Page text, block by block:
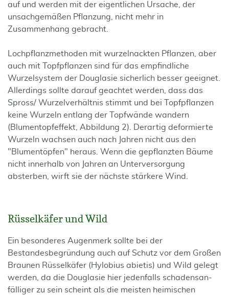
auf und werden mit der eigent­lichen Ursache, der
unsachge­mäßen Pflanzung, nicht mehr in
Zusammenhang gebracht.
Lochpflanzmethoden mit wurzelnackten Pflanzen, aber
auch mit Topfpflanzen sind für das empfindliche
Wurzelsystem der Douglasie sicherlich besser geeignet.
Allerdings sollte darauf geachtet werden, dass das
Spross/ Wurzelverhältnis stimmt und bei Topfpflanzen
keine Wurzeln entlang der Topfwände wandern
(Blumentopf­effekt, Abbildung 2). Derartig deformierte
Wurzeln wachsen auch nach Jahren nicht aus den
"Blumentöpfen" heraus. Wenn die ge­pflanzten Bäume
nicht innerhalb von Jahren an Unterversorgung
absterben, wirft sie der nächste stärkere Wind.
Rüsselkäfer und Wild
Ein besonderes Augenmerk sollte bei der
Bestandesbegründung auch auf Schutz vor dem Großen
Braunen Rüsselkäfer (Hy­lo­bius abietis) und Wild gelegt
werden, da die Douglasie hier jedenfalls schadensan­
fälliger zu sein scheint als die meisten heimischen